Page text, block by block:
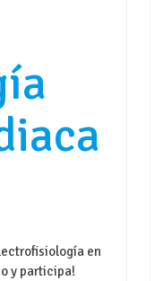
en
y participa!